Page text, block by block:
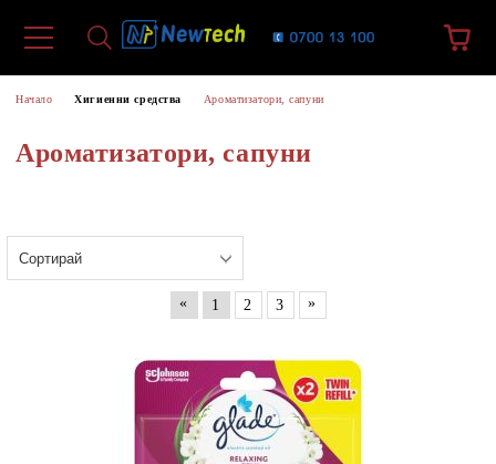
Начало Хигиенни средства Ароматизатори, сапуни
Ароматизатори, сапуни
« 1 2 3 »